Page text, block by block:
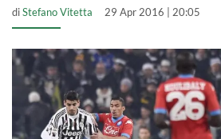
diStefano Vitetta 29 Apr 2016 | 20:05